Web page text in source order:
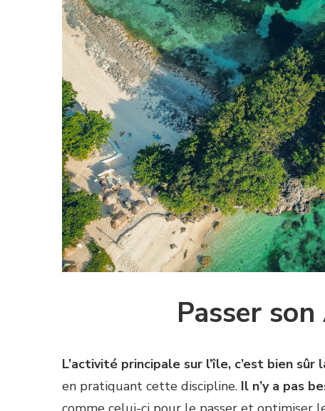
Passer
L’activité principale sur l’île, c’est bien sûr
en pratiquant cette discipline. Il n’y a pas